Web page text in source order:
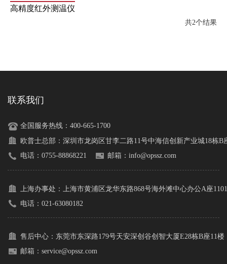
高精度红外测温仪
共2个结果
联系我们
全国服务热线：400-665-1700
欧普士总部： 深圳市龙岗区甘李二路11号中海信创新产业城18栋B
电话：0755-88868221
邮箱：info@opssz.com
上海办事处：
上海市黄浦区龙华东路868号海外滩中心办公A座1101
电话：021-63080182
售后中心： 东莞市东深路179号天安深创谷创智大厦E28栋B座11楼
邮箱：service@opssz.com